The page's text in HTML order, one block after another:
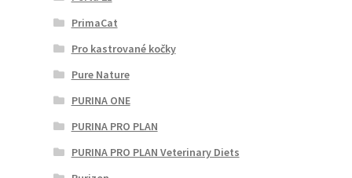
PrimaCat
Pro kastrované kočky
Pure Nature
PURINA ONE
PURINA PRO PLAN
PURINA PRO PLAN Veterinary Diets